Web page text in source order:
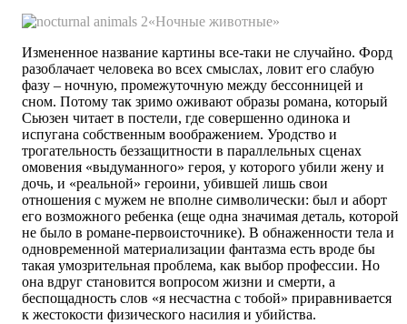
«Ночные животные»
Измененное название картины все-таки не случайно. Форд
разоблачает человека во всех смыслах, ловит его слабую
фазу – ночную, промежуточную между бессонницей и
сном. Потому так зримо оживают образы романа, который
Сьюзен читает в постели, где совершенно одинока и
испугана собственным воображением. Уродство и
трогательность беззащитности в параллельных сценах
омовения «выдуманного» героя, у которого убили жену и
дочь, и «реальной» героини, убившей лишь свои
отношения с мужем не вполне символически: был и аборт
его возможного ребенка (еще одна значимая деталь, которой
не было в романе-первоисточнике). В обнаженности тела и
одновременной материализации фантазма есть вроде бы
такая умозрительная проблема, как выбор профессии. Но
она вдруг становится вопросом жизни и смерти, а
беспощадность слов «я несчастна с тобой» приравнивается
к жестокости физического насилия и убийства.